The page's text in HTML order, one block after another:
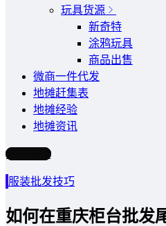
玩具货源
新奇特
涂鸦玩具
商品出售
微商一件代发
地摊赶集表
地摊经验
地摊资讯
写文章
服装批发技巧
如何在重庆柜台批发